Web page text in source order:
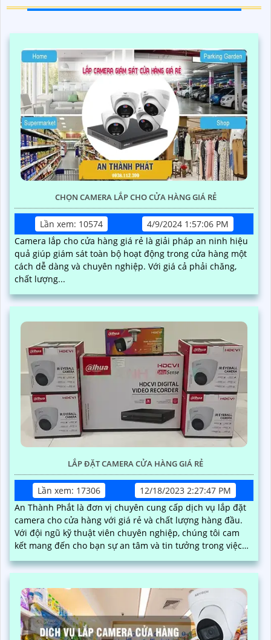
CHỌN CAMERA LẮP CHO CỬA HÀNG GIÁ RẺ
Lần xem: 10574
4/9/2024 1:57:06 PM
Camera lắp cho cửa hàng giá rẻ là giải pháp an ninh hiệu
quả giúp giám sát toàn bộ hoạt động trong cửa hàng một
cách dễ dàng và chuyên nghiệp. Với giá cả phải chăng,
chất lượng...
LẮP ĐẶT CAMERA CỬA HÀNG GIÁ RẺ
Lần xem: 17306
12/18/2023 2:27:47 PM
An Thành Phắt là đơn vị chuyên cung cấp dịch vụ lắp đặt
camera cho cửa hàng với giá rẻ và chất lượng hàng đầu.
Với đội ngũ kỹ thuật viên chuyên nghiệp, chúng tôi cam
kết mang đến cho bạn sự an tâm và tin tưởng trong việc
bảo vệ cửa hàng của mình